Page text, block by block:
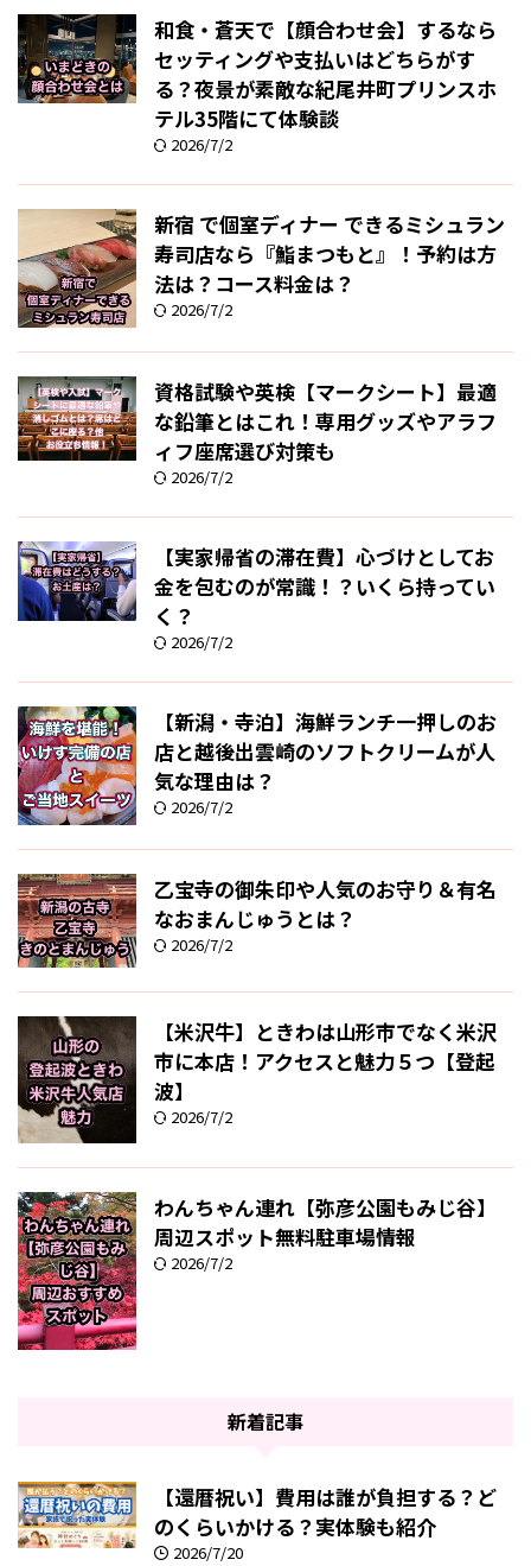
和食・蒼天で【顔合わせ会】するなら
セッティングや支払いはどちらがす
る？夜景が素敵な紀尾井町プリンスホ
テル35階にて体験談
2026/7/2
新宿 で個室ディナー できるミシュラン
寿司店なら『鮨まつもと』！予約は方
法は？コース料金は？
2026/7/2
資格試験や英検【マークシート】最適
な鉛筆とはこれ！専用グッズやアラフ
ィフ座席選び対策も
2026/7/2
【実家帰省の滞在費】心づけとしてお
金を包むのが常識！？いくら持ってい
く？
2026/7/2
【新潟・寺泊】海鮮ランチ一押しのお
店と越後出雲崎のソフトクリームが人
気な理由は？
2026/7/2
乙宝寺の御朱印や人気のお守り＆有名
なおまんじゅうとは？
2026/7/2
【米沢牛】ときわは山形市でなく米沢
市に本店！アクセスと魅力５つ【登起
波】
2026/7/2
わんちゃん連れ【弥彦公園もみじ谷】
周辺スポット無料駐車場情報
2026/7/2
新着記事
【還暦祝い】費用は誰が負担する？ど
のくらいかける？実体験も紹介
2026/7/20